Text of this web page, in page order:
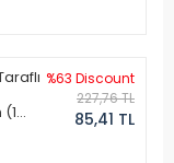
%63 Discount
227,76 TL
85,41 TL